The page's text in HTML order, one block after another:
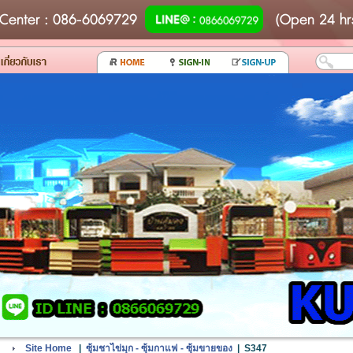
: 086-6069729 (Open 24
Site Home ซุ้มชาไข่มุก - ซุ้มกาแฟ - ซุ้มขายของ S347